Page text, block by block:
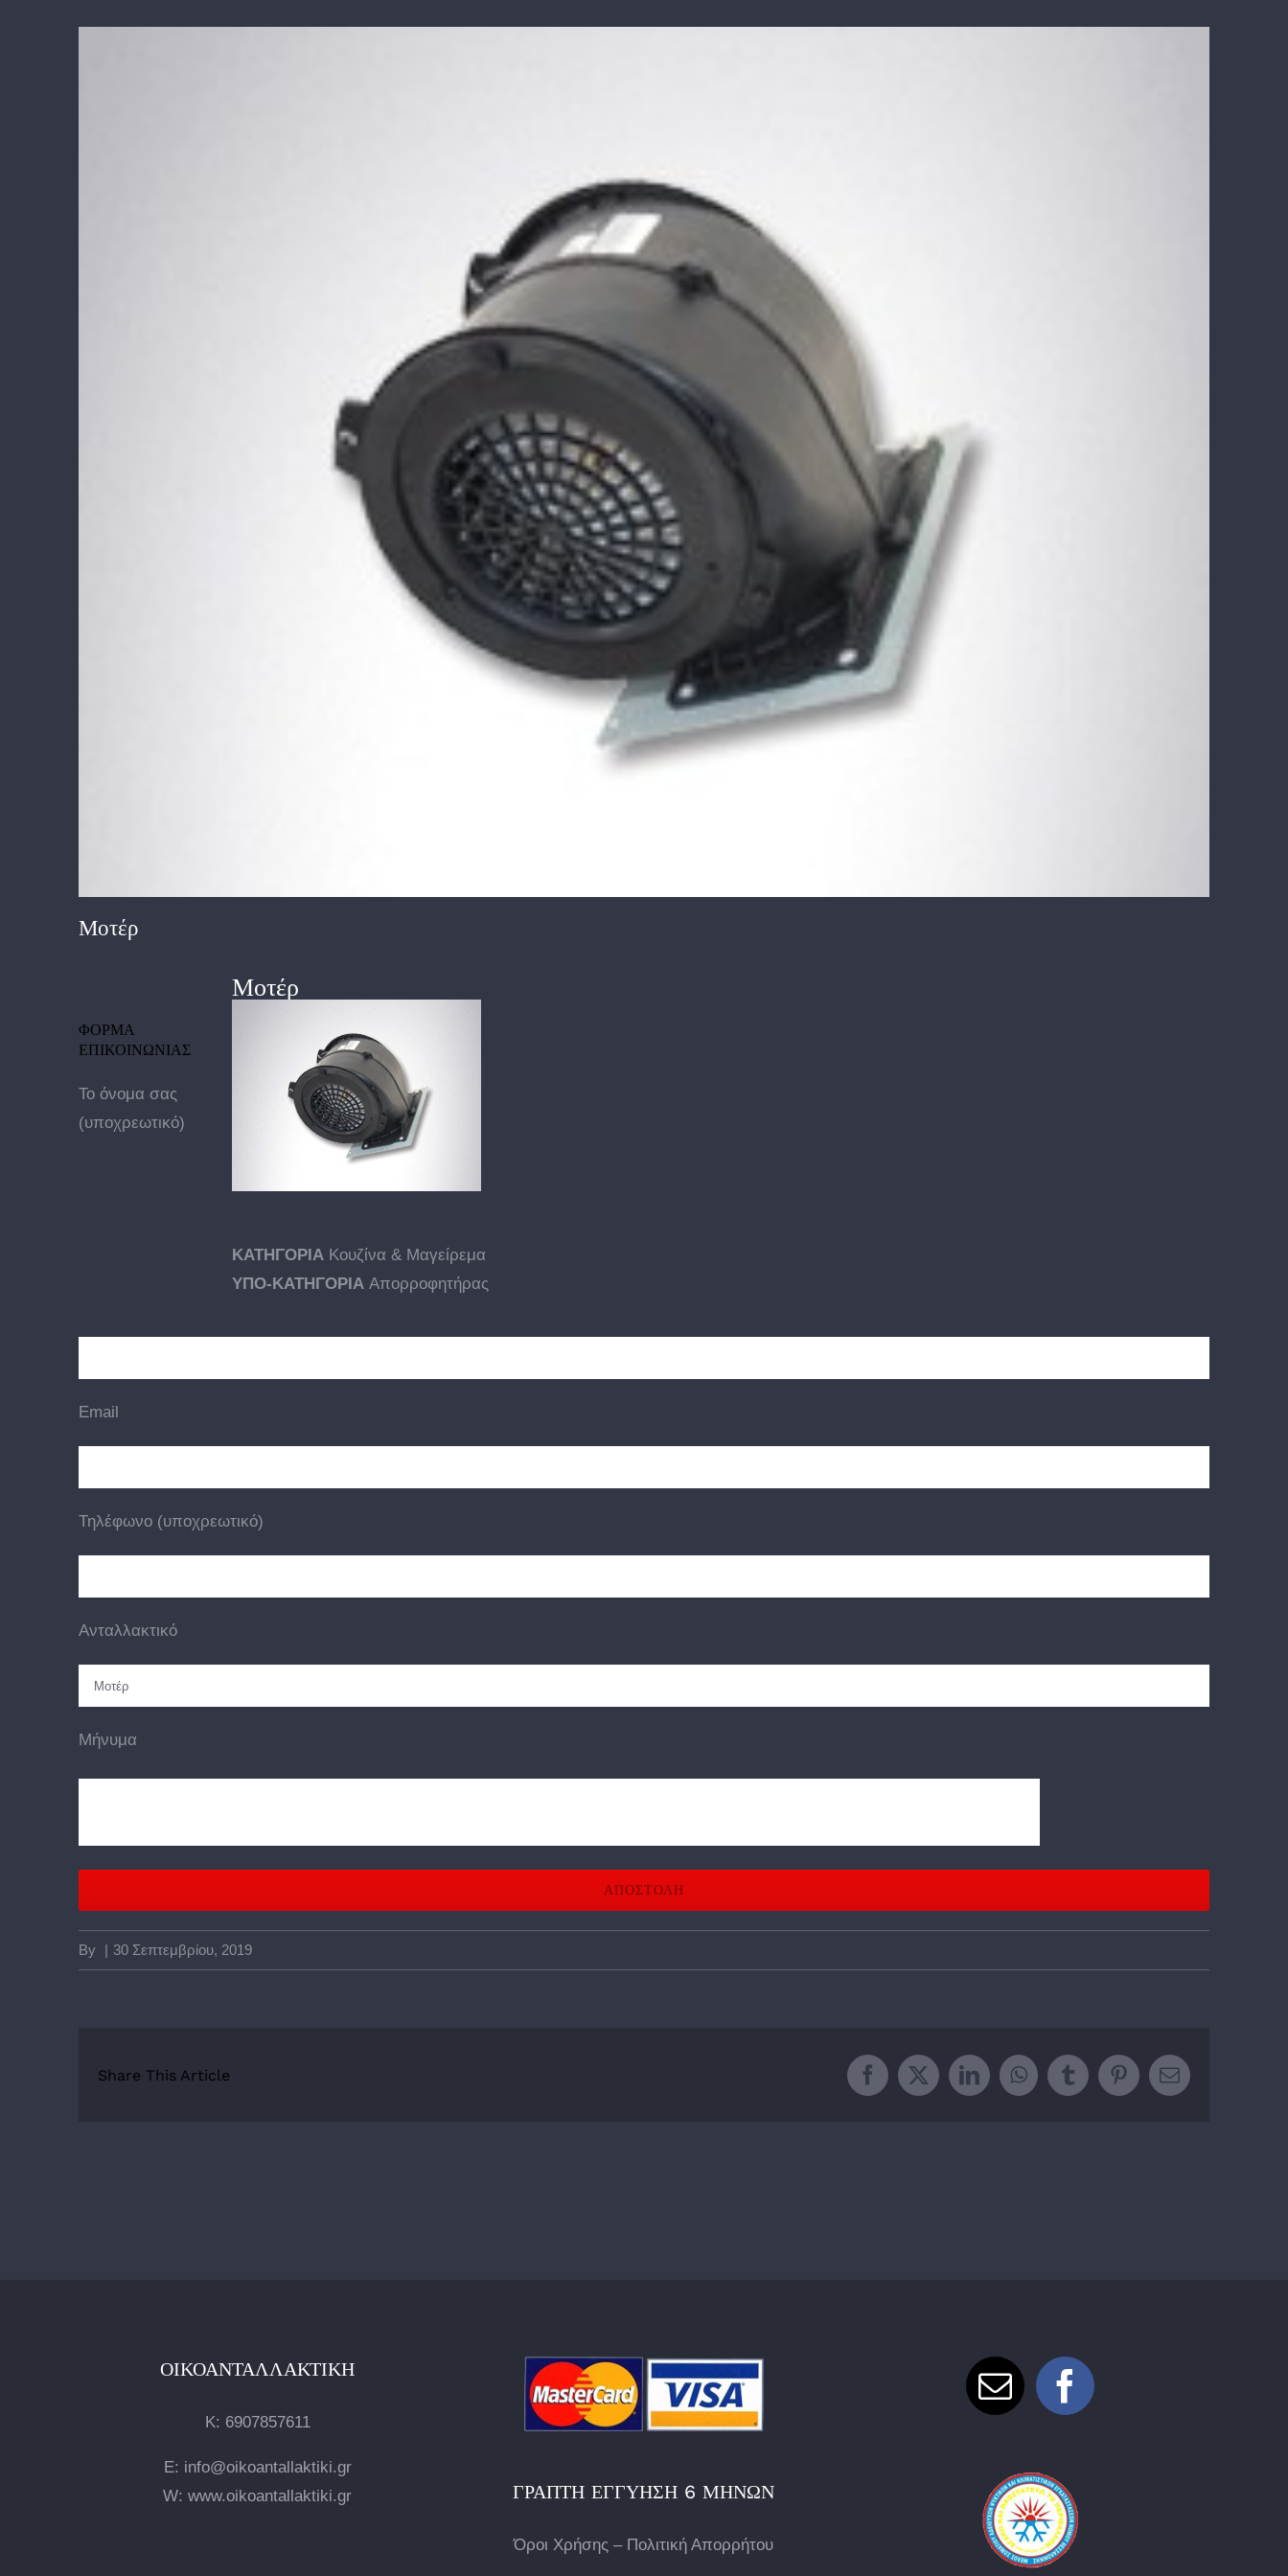
Μοτέρ
Μοτέρ
ΚΑΤΗΓΟΡΙΑ Κουζίνα & Μαγείρεμα
ΥΠΟ-ΚΑΤΗΓΟΡΙΑ Απορροφητήρας
ΦΟΡΜΑ
ΕΠΙΚΟΙΝΩΝΙΑΣ
Το όνομα σας
(υποχρεωτικό)
Email
Τηλέφωνο (υποχρεωτικό)
Ανταλλακτικό
Μήνυμα
By 30 Σεπτεμβρίου, 2019
Share This Article FacebookTwitterLinkedInWhatsApp
TumblrPinterestEmail
ΟΙΚΟΑΝΤΑΛΛΑΚΤΙΚΉ
Κ: 6907857611
E: info@oikoantallaktiki.gr
W: www.oikoantallaktiki.gr
ΓΡΑΠΤΉ ΕΓΓΎΗΣΗ 6 ΜΗΝΏΝ
Όροι Χρήσης – Πολιτική Απορρήτου